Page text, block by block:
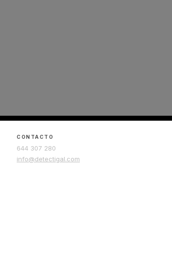
CONTACTO
644 307 280
info@detectigal.com